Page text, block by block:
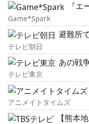
『エースコンバット』
Game*Spark
避難所
テレビ朝日
あの戦争から81年
テレビ東京
アニメイトタイムズ
【熊本地震】断水続くな